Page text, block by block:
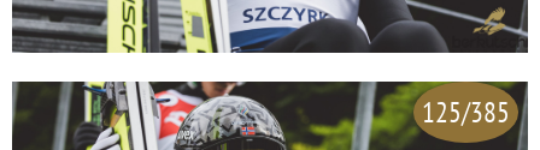
125/385